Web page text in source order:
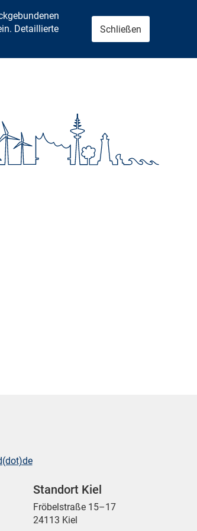
Detaillierte
Schließen
Standort Kiel
Fröbelstraße 15–17
24113 Kiel